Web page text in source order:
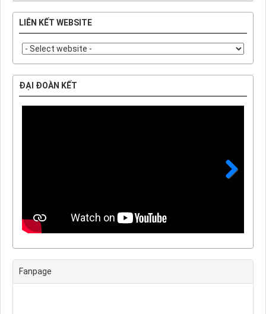
LIÊN KẾT WEBSITE
ĐẠI ĐOÀN KẾT
Fanpage